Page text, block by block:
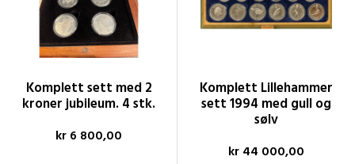
Komplett sett med 2
kroner jubileum. 4 stk.
kr 6 800,00
Komplett Lillehammer
sett 1994 med gull og
sølv
kr 44 000,00